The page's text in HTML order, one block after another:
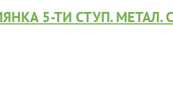
5-ТИ СТУП. МЕТАЛ.